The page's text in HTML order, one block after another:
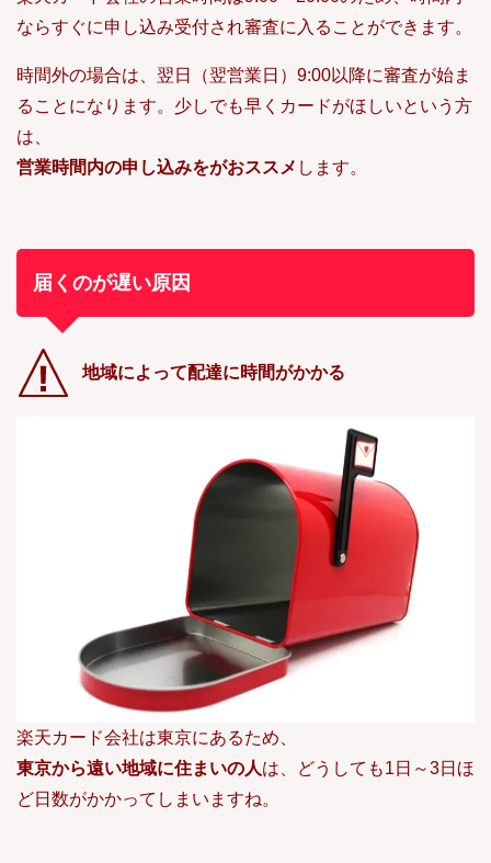
ならすぐに申し込み受付され審査に入ることができます。
時間外の場合は、翌日（翌営業日）9:00以降に審査が始ま
ることになります。少しでも早くカードがほしいという方
は、
営業時間内の申し込みをがおススメ します。
届くのが遅い原因
地域によって配達に時間がかかる
楽天カード会社は東京にあるため、
東京から遠い地域に住まいの人は、どうしても1日～3日ほ
ど日数がかかってしまいますね。